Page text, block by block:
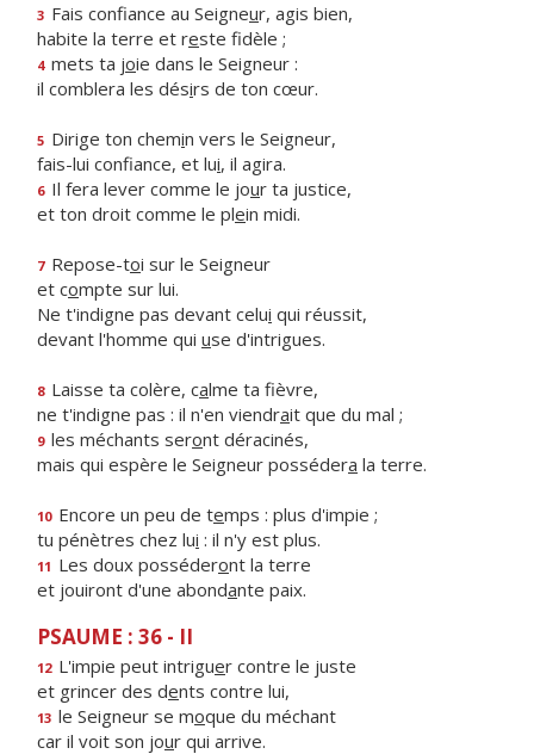
3 Fais confiance au Seigneur, agis bien,
habite la terre et reste fidèle ;
4 mets ta joie dans le Seigneur :
il comblera les désirs de ton cœur.
5 Dirige ton chemin vers le Seigneur,
fais-lui confiance, et lui, il agira.
6 Il fera lever comme le jour ta justice,
et ton droit comme le plein midi.
7 Repose-toi sur le Seigneur
et compte sur lui.
Ne t'indigne pas devant celui qui réussit,
devant l'homme qui use d'intrigues.
8 Laisse ta colère, calme ta fièvre,
ne t'indigne pas : il n'en viendrait que du mal ;
9 les méchants seront déracinés,
mais qui espère le Seigneur possédera la terre.
10 Encore un peu de temps : plus d'impie ;
tu pénètres chez lui : il n'y est plus.
11 Les doux posséderont la terre
et jouiront d'une abondante paix.
PSAUME : 36 - II
12 L'impie peut intriguer contre le juste
et grincer des dents contre lui,
13 le Seigneur se moque du méchant
car il voit son jour qui arrive.